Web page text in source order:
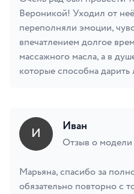
Вероникой! Уходил от
переполняли эмоции,
впечатлением долгое
массажного масла, а в
которые способна
Марьяна, спасибо за
обязательно повторно с
И Иван
Отзыв о